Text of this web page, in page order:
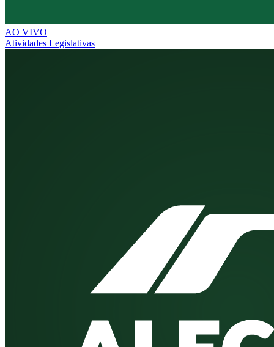
AO VIVO
Atividades Legislativas